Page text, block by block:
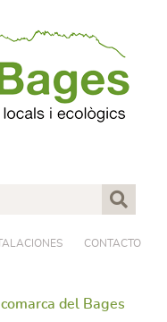
CONTACTO
del Bages